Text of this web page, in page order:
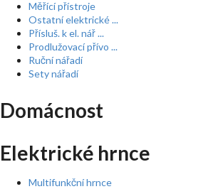
Měřící přístroje
Ostatní elektrické ...
Přísluš. k el. nář ...
Prodlužovací přívo ...
Ruční nářadí
Sety nářadí
Domácnost
Elektrické hrnce
Multifunkční hrnce